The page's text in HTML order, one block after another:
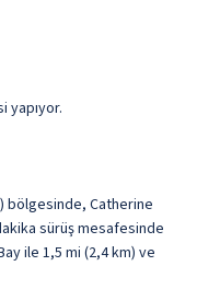
yapıyor.
bölgesinde, Catherine
sürüş mesafesinde
ile 1,5 mi (2,4 km) ve